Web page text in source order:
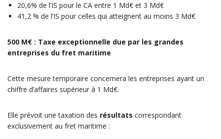
20,6% de l’IS pour le CA entre 1 Md€ et 3 Md€
41,2 % de l’IS pour celles qui atteignent au moins 3 Md€
500 M€ : Taxe exceptionnelle due par les grandes
entreprises du fret maritime
Cette mesure temporaire concernera les entreprises ayant un
chiffre d’affaires supérieur à 1 Md€.
Elle prévoit une taxation des résultats correspondant
exclusivement au fret maritime :